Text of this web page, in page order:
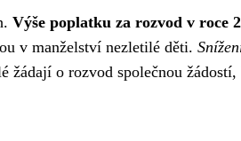
Výše poplatku za rozvod v roce
v manželství nezletilé děti.
o rozvod společnou